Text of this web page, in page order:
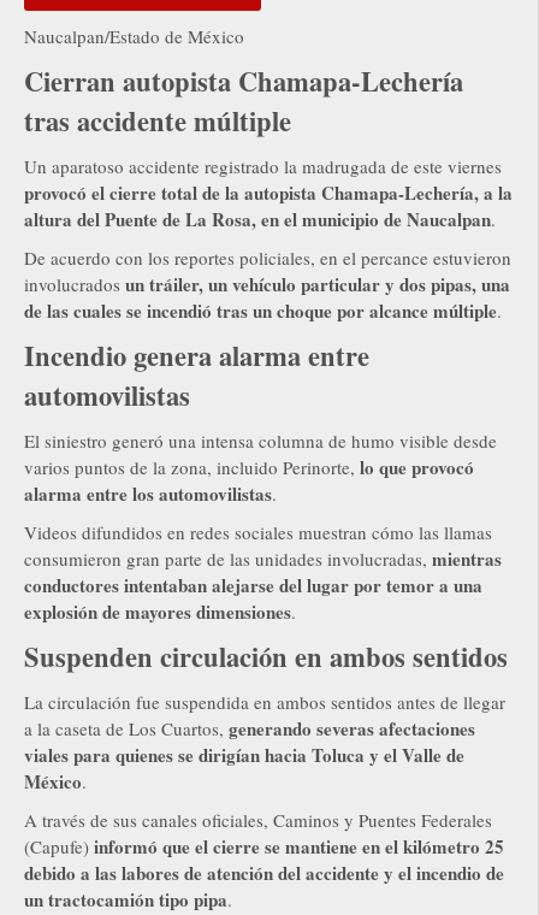
Naucalpan/Estado de México
Cierran autopista Chamapa-Lechería
tras accidente múltiple
Un aparatoso accidente registrado la madrugada de este viernes
provocó el cierre total de la autopista Chamapa-Lechería, a la
altura del Puente de La Rosa, en el municipio de Naucalpan.
De acuerdo con los reportes policiales, en el percance estuvieron
involucrados un tráiler, un vehículo particular y dos pipas, una
de las cuales se incendió tras un choque por alcance múltiple.
Incendio genera alarma entre
automovilistas
El siniestro generó una intensa columna de humo visible desde
varios puntos de la zona, incluido Perinorte, lo que provocó
alarma entre los automovilistas.
Videos difundidos en redes sociales muestran cómo las llamas
consumieron gran parte de las unidades involucradas, mientras
conductores intentaban alejarse del lugar por temor a una
explosión de mayores dimensiones.
Suspenden circulación en ambos sentidos
La circulación fue suspendida en ambos sentidos antes de llegar
a la caseta de Los Cuartos, generando severas afectaciones
viales para quienes se dirigían hacia Toluca y el Valle de
México.
A través de sus canales oficiales, Caminos y Puentes Federales
(Capufe) informó que el cierre se mantiene en el kilómetro 25
debido a las labores de atención del accidente y el incendio de
un tractocamión tipo pipa.